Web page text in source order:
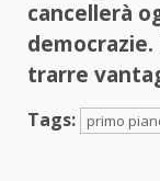
cancellerà
democrazie.
trarre
Tags: primo